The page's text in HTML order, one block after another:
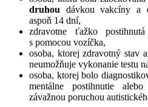
druhou dávkou vakcíny a
aspoň 14 dní,
zdravotne ťažko
s pomocou vozíčka,
osoba, ktorej zdravotný stav
neumožňuje vykonanie testu
osoba, ktorej bolo
mentálne postihnutie
závažnou poruchou